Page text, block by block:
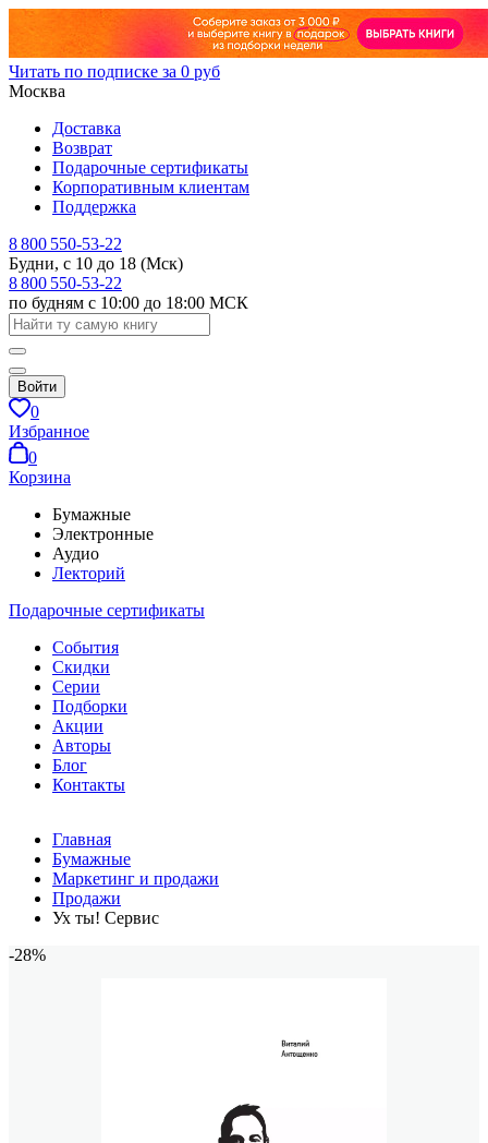
Читать по подписке за 0 руб
Москва
Доставка
Возврат
Подарочные сертификаты
Корпоративным клиентам
Поддержка
8 800 550-53-22
Будни, с 10 до 18 (Мск)
8 800 550-53-22
по будням с 10:00 до 18:00 МСК
Войти
0
Избранное
0
Корзина
Бумажные
Электронные
Аудио
Лекторий
Подарочные сертификаты
События
Скидки
Серии
Подборки
Акции
Авторы
Блог
Контакты
Главная
Бумажные
Маркетинг и продажи
Продажи
Ух ты! Сервис
-28%